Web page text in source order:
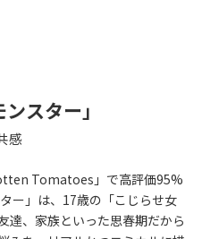
スター」
感
Tomatoes」で高評価95%
ー」は、17歳の「こじらせ女
達、家族といった思春期だから